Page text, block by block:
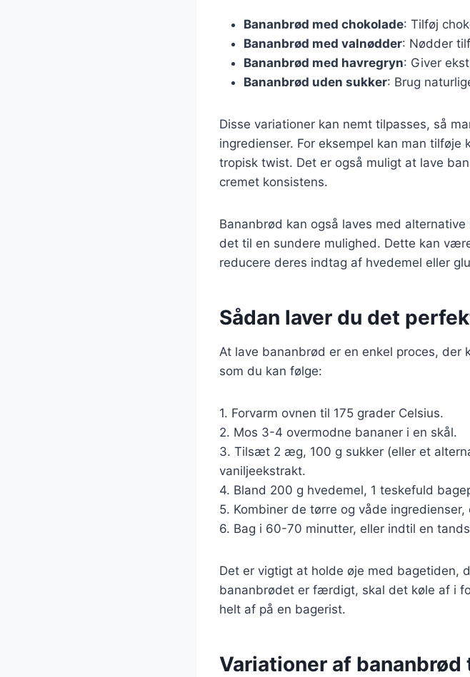
Bananbrød med chokolade: Tilføj
Bananbrød med valnødder: Nødder
Bananbrød med havregryn: Giver
Bananbrød uden sukker: Brug
Disse variationer kan nemt tilpasses, så
ingredienser. For eksempel kan man
tropisk twist. Det er også muligt at lave
cremet konsistens.
Bananbrød kan også laves med
det til en sundere mulighed. Dette kan
reducere deres indtag af hvedemel eller
Sådan laver du det
At lave bananbrød er en enkel proces,
som du kan følge:
1. Forvarm ovnen til 175 grader Celsius.
2. Mos 3-4 overmodne bananer i en skål.
3. Tilsæt 2 æg, 100 g sukker (eller et
vaniljeekstrakt.
4. Bland 200 g hvedemel, 1 teskefuld
5. Kombiner de tørre og våde
6. Bag i 60-70 minutter, eller indtil en
Det er vigtigt at holde øje med bagetiden,
bananbrødet er færdigt, skal det køle af i
helt af på en bagerist.
Variationer af